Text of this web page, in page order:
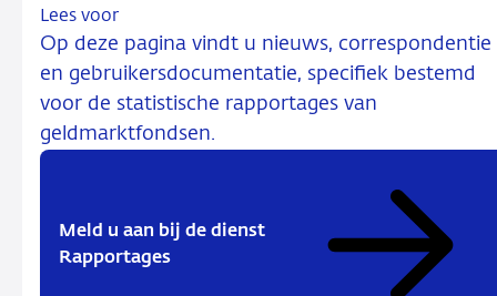
Lees voor
Op deze pagina vindt u nieuws, correspondentie
en gebruikersdocumentatie, specifiek bestemd
voor de statistische rapportages van
geldmarktfondsen.
Meld u aan bij de dienst
Rapportages